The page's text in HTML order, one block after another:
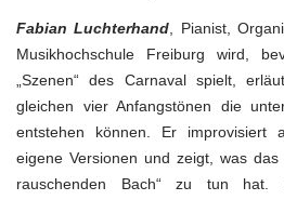
Fabian Luchterhand, Pianist,
Musikhochschule Freiburg wird,
„Szenen“ des Carnaval spielt,
gleichen vier Anfangstönen die
entstehen können. Er improvisiert
eigene Versionen und zeigt, was
rauschenden Bach“ zu tun hat.